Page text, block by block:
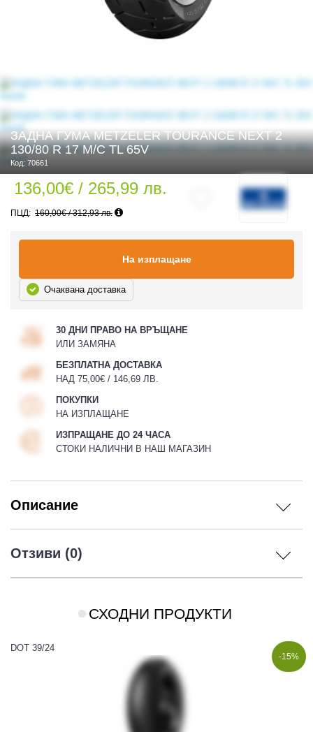
ЗАДНА ГУМА METZELER TOURANCE NEXT 2
130/80 R 17 M/C TL 65V
Код: 70661
136,00€ / 265,99 лв.
160,00€ / 312,93 лв.
На изплащане
Очаквана доставка
30 ДНИ ПРАВО НА ВРЪЩАНЕ
ИЛИ ЗАМЯНА
БЕЗПЛАТНА ДОСТАВКА
НАД 75,00€ / 146,69 ЛВ.
ПОКУПКИ
НА ИЗПЛАЩАНЕ
ИЗПРАЩАНЕ ДО 24 ЧАСА
СТОКИ НАЛИЧНИ В НАШ МАГАЗИН
Описание
Отзиви (0)
СХОДНИ ПРОДУКТИ
-15%
DOT 39/24